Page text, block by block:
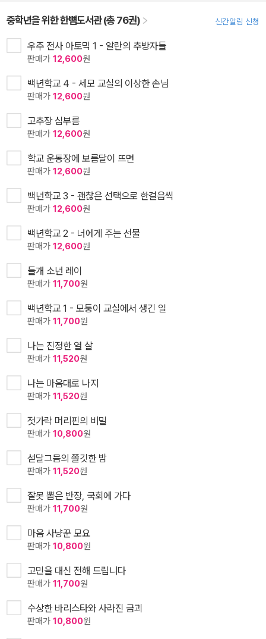
중학년을 위한 한뼘도서관 (총 76권) 신간알림 신청
우주 전사 아토믹 1 - 알란의 추방자들
판매가 12,600원
백년학교 4 - 세모 교실의 이상한 손님
판매가 12,600원
고추장 심부름
판매가 12,600원
학교 운동장에 보름달이 뜨면
판매가 12,600원
백년학교 3 - 괜찮은 선택으로 한걸음씩
판매가 12,600원
백년학교 2 - 너에게 주는 선물
판매가 12,600원
들개 소년 레이
판매가 11,700원
백년학교 1 - 모퉁이 교실에서 생긴 일
판매가 11,700원
나는 진정한 열 살
판매가 11,520원
나는 마음대로 나지
판매가 11,520원
젓가락 머리핀의 비밀
판매가 10,800원
섣달그믐의 쫄깃한 밤
판매가 11,520원
잘못 뽑은 반장, 국회에 가다
판매가 11,700원
마음 사냥꾼 모요
판매가 10,800원
고민을 대신 전해 드립니다
판매가 11,700원
수상한 바리스타와 사라진 금괴
판매가 10,800원